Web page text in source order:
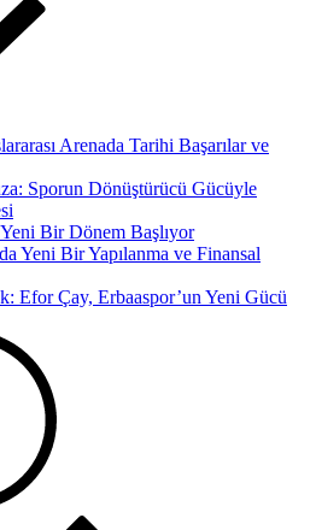
Arenada Tarihi Başarılar ve
Sporun Dönüştürücü Gücüyle
Bir Dönem Başlıyor
Yeni Bir Yapılanma ve Finansal
Efor Çay, Erbaaspor’un Yeni Gücü